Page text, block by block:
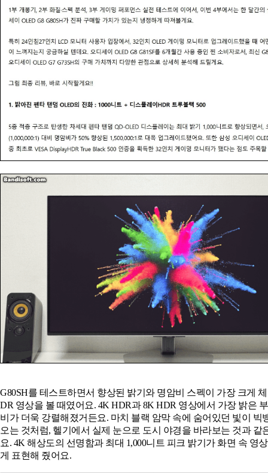
G80SH를 테스트하면서 향상된 밝기와 명암비 스펙이 가장 크게
DR 영상을 볼 때였어요. 4K HDR과 8K HDR 영상에서 가장 밝은
비가 더욱 강렬해졌거든요. 마치 블랙 암막 속에 숨어있던 빛이 빅
오는 것처럼, 헬기에서 실제 눈으로 도시 야경을 바라보는 것과 같
요. 4K 해상도의 선명함과 최대 1,000니트 피크 밝기가 화면 속 영
게 표현해 줬어요.